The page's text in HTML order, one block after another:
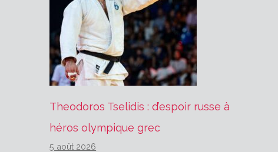
Theodoros Tselidis : d’espoir russe à
héros olympique grec
5 août 2026